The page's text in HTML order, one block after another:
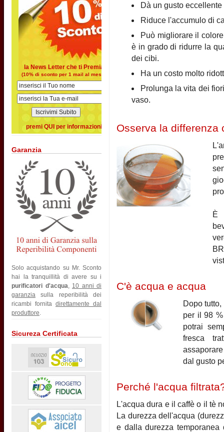
la News Letter che ti Premia
(10% di sconto per 1 mail al mese)
premi QUI per informazioni
Garanzia
Solo acquistando su Mr. Sconto
hai la tranquillità di avere su i
purificatori d'acqua, 10 anni di
garanzia sulla reperibilità dei
ricambi fornita direttamente dal
produttore.
Sicureza Certificata
Dà un gusto eccellente
Riduce l'accumulo di
Può migliorare il
è in grado di ridurre la
dei cibi.
Ha un costo molto
Prolunga la vita dei
vaso.
Osserva la differenza
È
C'è acqua e acqua
Dopo
per il 98
potrai
fresca
dal gusto
Perché l'acqua
L'acqua dura e il caffè o il tè
La durezza dell'acqua
e dalla durezza